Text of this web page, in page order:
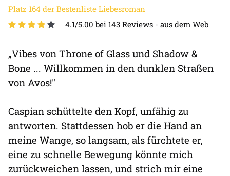
Platz 164 der Bestenliste Liebesroman
4.1/5.00 bei 143 Reviews - aus dem Web
„Vibes von Throne of Glass und Shadow &
Bone ... Willkommen in den dunklen Straßen
von Avos!"
Caspian schüttelte den Kopf, unfähig zu
antworten. Stattdessen hob er die Hand an
meine Wange, so langsam, als fürchtete er,
eine zu schnelle Bewegung könnte mich
zurückweichen lassen, und strich mir eine